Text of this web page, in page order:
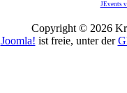
JEvents
Copyright © 2026
Joomla! ist freie, unter der